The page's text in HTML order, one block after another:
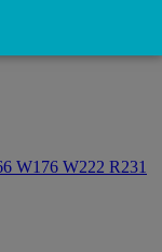
W176 W222 R231